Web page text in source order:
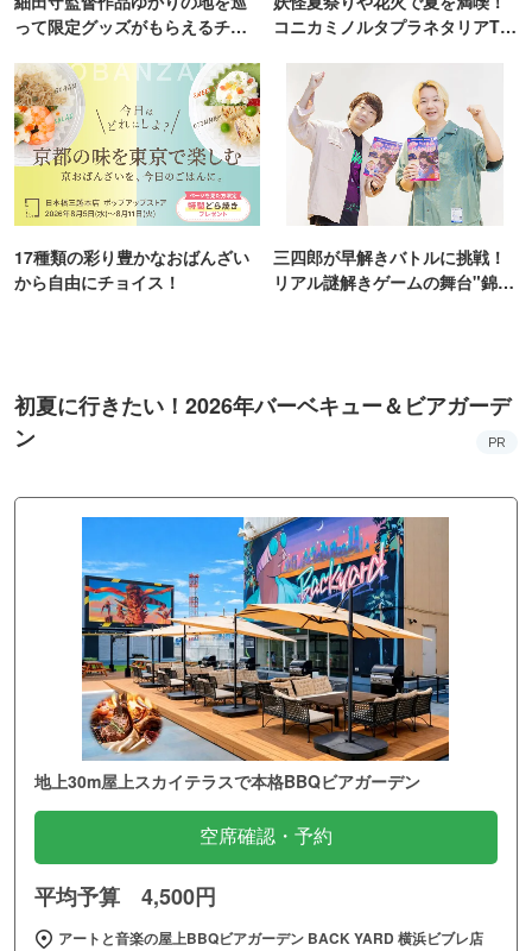
って限定グッズがもらえるチャ
コニカミノルタプラネタリアTO
17種類の彩り豊かなおばんざい
から自由にチョイス！
三四郎が早解きバトルに挑戦！
リアル謎解きゲームの舞台"錦糸
初夏に行きたい！2026年バーベキュー＆ビアガーデ
ン
PR
地上30m屋上スカイテラスで本格BBQビアガーデン
空席確認・予約
平均予算 4,500円
アートと音楽の屋上BBQビアガーデン BACK YARD 横浜ビブレ店